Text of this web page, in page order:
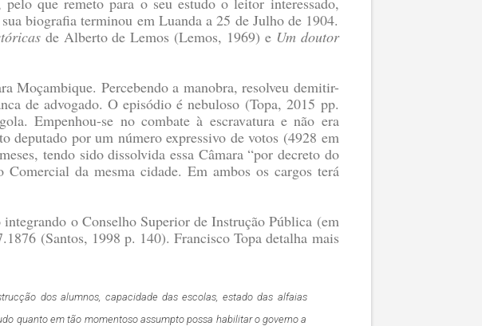
biografia terminou em Luanda a 25 de Julho de 1904.
de Alberto de Lemos (Lemos, 1969) e Um doutor
Moçambique. Percebendo a manobra, resolveu demitir-
de advogado. O episódio é nebuloso (Topa, 2015 pp.
Empenhou-se no combate à escravatura e não era
deputado por um número expressivo de votos (4928 em
tendo sido dissolvida essa Câmara “por decreto do
Comercial da mesma cidade. Em ambos os cargos terá
o Conselho Superior de Instrução Pública (em
(Santos, 1998 p. 140). Francisco Topa detalha mais
dos alumnos, capacidade das escolas, estado das alfaias
quanto em tão momentoso assumpto possa habilitar o governo a